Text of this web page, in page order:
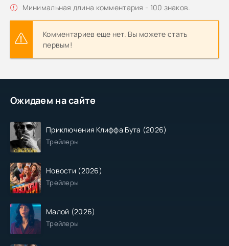
Ожидаем на сайте
Приключения Клиффа Бута (2026)
Трейлеры
Новости (2026)
Трейлеры
Малой (2026)
Трейлеры
Минимальная длина комментария - 100 знаков.
Комментариев еще нет. Вы можете стать
первым!